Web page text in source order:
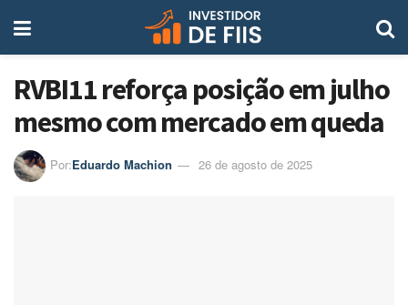
RVBI11 reforça posição em julho
mesmo com mercado em queda
Por:Eduardo Machion 26 de agosto de 2025